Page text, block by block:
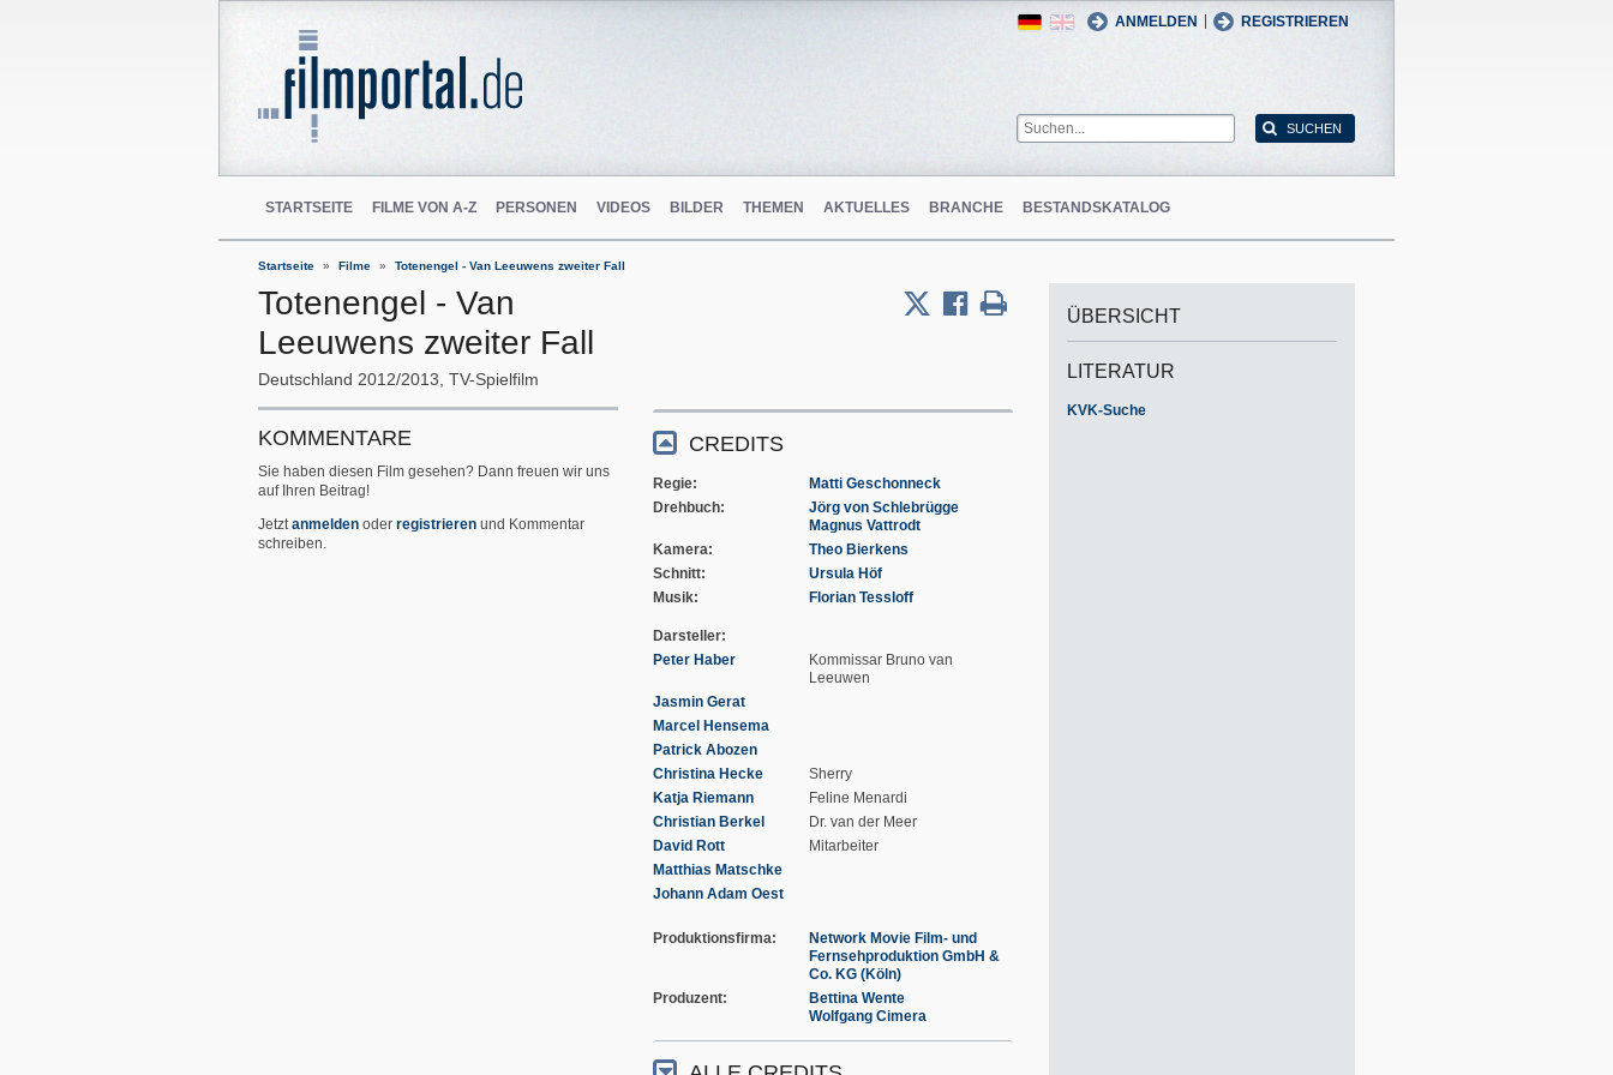
ANMELDEN REGISTRIEREN
English
German
STARTSEITE FILME VON A-Z PERSONEN VIDEOS BILDER THEMEN AKTUELLES BRANCHE BESTANDSKATALOG
Startseite Filme Totenengel - Van Leeuwens zweiter Fall
Totenengel - Van
Leeuwens zweiter Fall
Deutschland 2012/2013 TV-Spielfilm
KOMMENTARE
Sie haben diesen Film gesehen? Dann freuen wir uns
auf Ihren Beitrag!
Jetzt anmelden oder registrieren und Kommentar
schreiben.
CREDITS
Regie
Matti Geschonneck
Drehbuch
Jörg von Schlebrügge
Magnus Vattrodt
Kamera
Theo Bierkens
Schnitt
Ursula Höf
Musik
Florian Tessloff
Darsteller
Peter Haber
Kommissar Bruno van
Leeuwen
Jasmin Gerat
Marcel Hensema
Patrick Abozen
Christina Hecke
Sherry
Katja Riemann
Feline Menardi
Christian Berkel
Dr. van der Meer
David Rott
Mitarbeiter
Matthias Matschke
Johann Adam Oest
Produktionsfirma
Network Movie Film- und
Fernsehproduktion GmbH &
Co. KG (Köln)
Produzent
Bettina Wente
Wolfgang Cimera
ÜBERSICHT
LITERATUR
KVK-Suche